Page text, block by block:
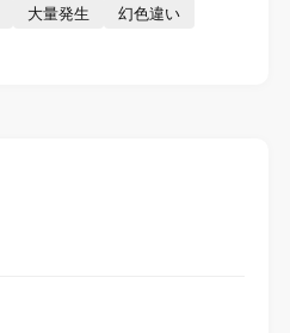
大量発生
幻色違い